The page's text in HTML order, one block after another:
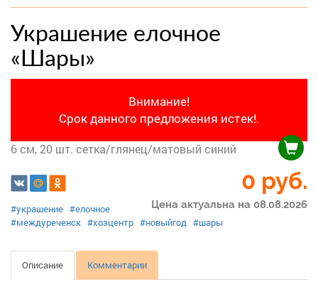
Украшение елочное
«Шары»
Внимание!
Срок данного предложения истек!.
6 см, 20 шт. сетка/глянец/матовый синий
0 руб.
Цена актуальна на 08.08.2026
#украшение #елочное
#междуреченск #хозцентр #новыйгод #шары
Описание Комментарии